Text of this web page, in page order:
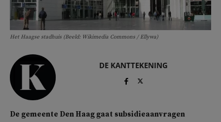
Het Haagse stadhuis (Beeld: Wikimedia Commons / Ellywa)
DE KANTTEKENING
De gemeente Den Haag gaat subsidieaanvragen